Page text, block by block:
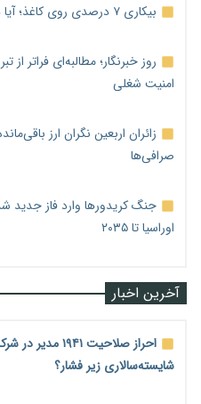
بیکاری ۷ درصدی روی کاغذ؛ آیا در واقعیت هم این چنین است؟
روز خبرنگار؛ مطالبه‌ای فراتر
امنیت شغلی
زائران اربعین نگران ارز
صرافی‌ها
اوراسیا تا ۲۰۳۵
آخرین اخبار
احراز صلاحیت
شایسته‌سالاری زیر فشار؟